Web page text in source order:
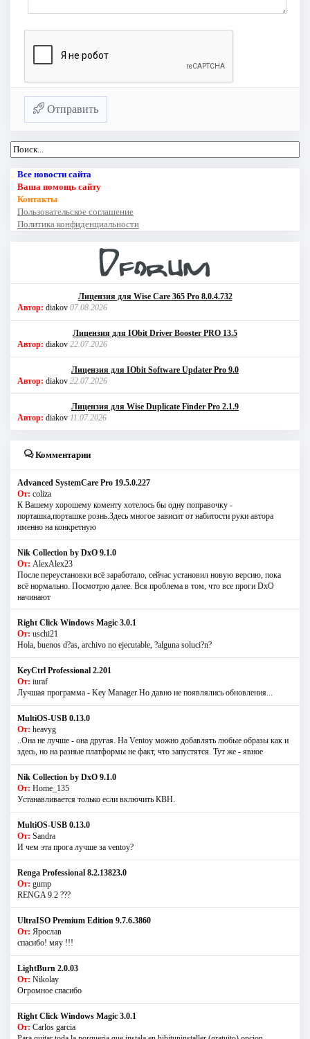
Отправить
Все новости сайта
Ваша помощь сайту
Контакты
Пользовательское соглашение
Политика конфиденциальности
Лицензия для Wise Care 365 Pro 8.0.4.732
Автор: diakov 07.08.2026
Лицензия для IObit Driver Booster PRO 13.5
Автор: diakov 22.07.2026
Лицензия для IObit Software Updater Pro 9.0
Автор: diakov 22.07.2026
Лицензия для Wise Duplicate Finder Pro 2.1.9
Автор: diakov 11.07.2026
Комментарии
Advanced SystemCare Pro 19.5.0.227
От: coliza
К Вашему хорошему коменту хотелось бы одну поправочку -
порташка,порташке рознь.Здесь многое зависит от набитости руки автора
именно на конкретную
Nik Collection by DxO 9.1.0
От: AlexAlex23
После переустановки всё заработало, сейчас установил новую версию, пока
всё нормально. Посмотрю далее. Вся проблема в том, что все проги DxO
начинают
Right Click Windows Magic 3.0.1
От: uschi21
Hola, buenos d?as, archivo no ejecutable, ?alguna soluci?n?
KeyCtrl Professional 2.201
От: iuraf
Лучшая программа - Key Manager Но давно не появлялись обновления...
MultiOS-USB 0.13.0
От: heavyg
..Она не лучше - она другая. На Ventoy можно добавлять любые образы как и
здесь, но на разные платформы не факт, что запустятся. Тут же - явное
Nik Collection by DxO 9.1.0
От: Home_135
Устанавливается только если включить КВН.
MultiOS-USB 0.13.0
От: Sandra
И чем эта прога лучше за ventoy?
Renga Professional 8.2.13823.0
От: gump
RENGA 9.2 ???
UltraISO Premium Edition 9.7.6.3860
От: Ярослав
спасибо! мяу !!!
LightBurn 2.0.03
От: Nikolay
Огромное спасибо
Right Click Windows Magic 3.0.1
От: Carlos garcia